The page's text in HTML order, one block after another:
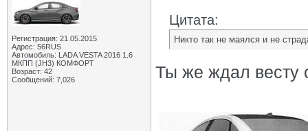
Регистрация: 21.05.2015
Адрес: 56RUS
Автомобиль: LADA VESTA 2016 1.6
МКПП (JH3) КОМФОРТ
Возраст: 42
Сообщений: 7,026
Цитата:
Никто так не маялся и не
Ты же ждал весту